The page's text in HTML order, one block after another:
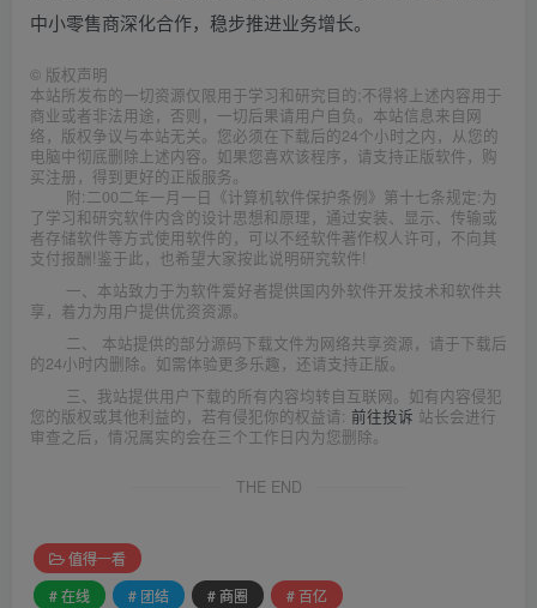
中小零售商深化合作，稳步推进业务增长。
© 版权声明
本站所发布的一切资源仅限用于学习和研究目的;不得将上述内容用于
商业或者非法用途，否则，一切后果请用户自负。本站信息来自网
络，版权争议与本站无关。您必须在下载后的24个小时之内，从您的
电脑中彻底删除上述内容。如果您喜欢该程序，请支持正版软件，购
买注册，得到更好的正版服务。
附:二00二年一月一日《计算机软件保护条例》第十七条规定:为
了学习和研究软件内含的设计思想和原理，通过安装、显示、传输或
者存储软件等方式使用软件的，可以不经软件著作权人许可，不向其
支付报酬!鉴于此，也希望大家按此说明研究软件!
一、本站致力于为软件爱好者提供国内外软件开发技术和软件共
享，着力为用户提供优资资源。
二、 本站提供的部分源码下载文件为网络共享资源，请于下载后
的24小时内删除。如需体验更多乐趣，还请支持正版。
三、我站提供用户下载的所有内容均转自互联网。如有内容侵犯
您的版权或其他利益的，若有侵犯你的权益请: 前往投诉 站长会进行
审查之后，情况属实的会在三个工作日内为您删除。
THE END
值得一看
# 在线
# 团结 # 商圈 # 百亿